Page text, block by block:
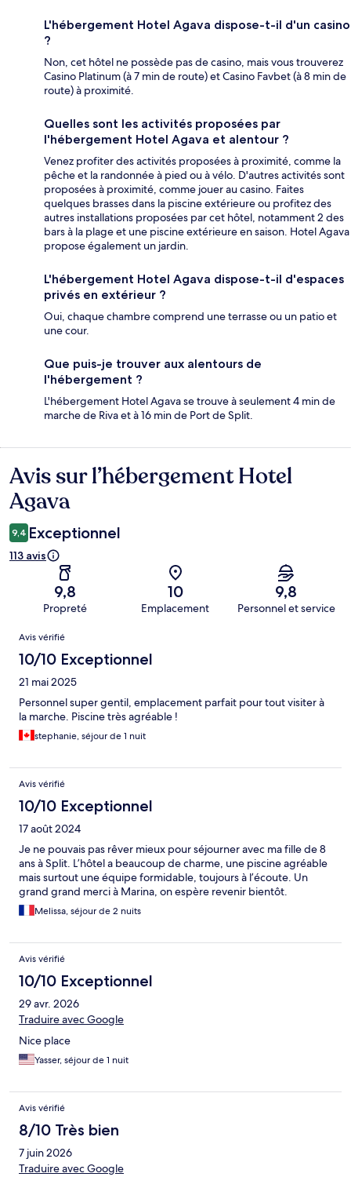
L'hébergement Hotel Agava dispose-t-il d'un casino
?
Non, cet hôtel ne possède pas de casino, mais vous trouverez
Casino Platinum (à 7 min de route) et Casino Favbet (à 8 min de
route) à proximité.
Quelles sont les activités proposées par
l'hébergement Hotel Agava et alentour ?
Venez profiter des activités proposées à proximité, comme la
pêche et la randonnée à pied ou à vélo. D'autres activités sont
proposées à proximité, comme jouer au casino. Faites
quelques brasses dans la piscine extérieure ou profitez des
autres installations proposées par cet hôtel, notamment 2 des
bars à la plage et une piscine extérieure en saison. Hotel Agava
propose également un jardin.
L'hébergement Hotel Agava dispose-t-il d'espaces
privés en extérieur ?
Oui, chaque chambre comprend une terrasse ou un patio et
une cour.
Que puis-je trouver aux alentours de
l'hébergement ?
L'hébergement Hotel Agava se trouve à seulement 4 min de
marche de Riva et à 16 min de Port de Split.
Avis
Avis sur l’hébergement Hotel
Agava
9,4 Exceptionnel
113 avis
9,8
Propreté
10
Emplacement
9,8
Personnel et service
Avis
Avis vérifié
10/10 Exceptionnel
21 mai 2025
Personnel super gentil, emplacement parfait pour tout visiter à
la marche. Piscine très agréable !
stephanie, séjour de 1 nuit
Avis vérifié
10/10 Exceptionnel
17 août 2024
Je ne pouvais pas rêver mieux pour séjourner avec ma fille de 8
ans à Split. L’hôtel a beaucoup de charme, une piscine agréable
mais surtout une équipe formidable, toujours à l’écoute. Un
grand grand merci à Marina, on espère revenir bientôt.
Melissa, séjour de 2 nuits
Avis vérifié
10/10 Exceptionnel
29 avr. 2026
Traduire avec Google
Nice place
Yasser, séjour de 1 nuit
Avis vérifié
8/10 Très bien
7 juin 2026
Traduire avec Google